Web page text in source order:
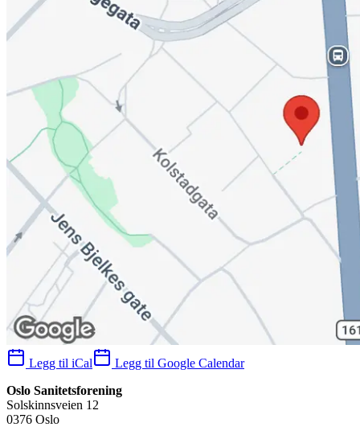
Legg til iCal
Legg til Google Calendar
Oslo Sanitetsforening
Solskinnsveien 12
0376 Oslo